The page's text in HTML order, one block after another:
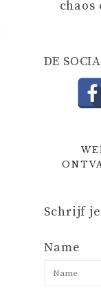
chaos
DE
Schrijf
Name